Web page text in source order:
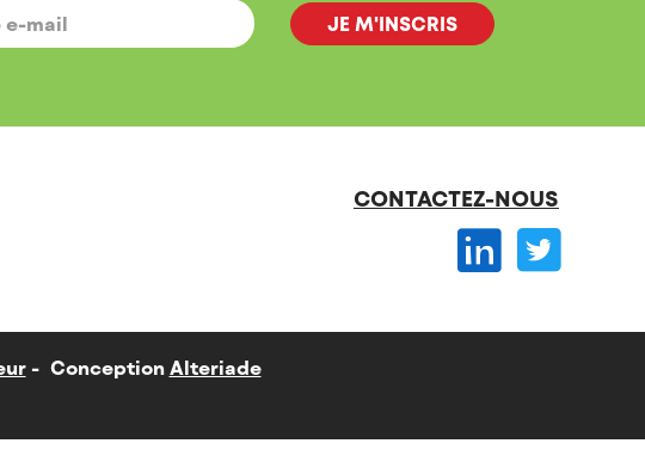
CONTACTEZ-NOUS
Conception Alteriade